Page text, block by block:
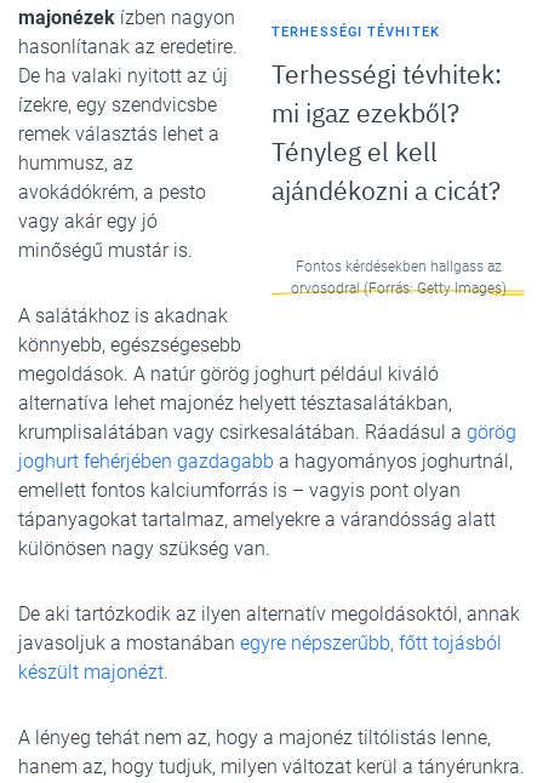
TERHESSÉGI TÉVHITEK
Terhességi tévhitek:
mi igaz ezekből?
Tényleg el kell
ajándékozni a cicát?
Fontos kérdésekben hallgass az
orvosodra! (Forrás: Getty Images)
majonézek ízben nagyon
hasonlítanak az eredetire.
De ha valaki nyitott az új
ízekre, egy szendvicsbe
remek választás lehet a
hummusz, az
avokádókrém, a pesto
vagy akár egy jó
minőségű mustár is.
A salátákhoz is akadnak
könnyebb, egészségesebb
megoldások. A natúr görög joghurt például kiváló
alternatíva lehet majonéz helyett tésztasalátákban,
krumplisalátában vagy csirkesalátában. Ráadásul a görög
joghurt fehérjében gazdagabb a hagyományos joghurtnál,
emellett fontos kalciumforrás is – vagyis pont olyan
tápanyagokat tartalmaz, amelyekre a várandósság alatt
különösen nagy szükség van.
De aki tartózkodik az ilyen alternatív megoldásoktól, annak
javasoljuk a mostanában egyre népszerűbb, főtt tojásból
készült majonézt.
A lényeg tehát nem az, hogy a majonéz tiltólistás lenne,
hanem az, hogy tudjuk, milyen változat kerül a tányérunkra.